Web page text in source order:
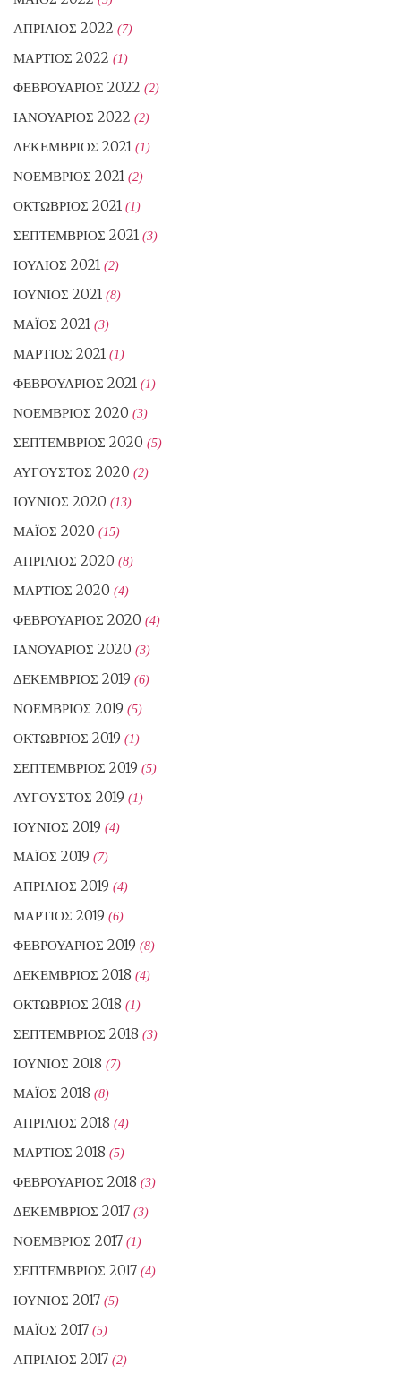
ΑΠΡΊΛΙΟΣ 2022 (7)
ΜΆΡΤΙΟΣ 2022 (1)
ΦΕΒΡΟΥΆΡΙΟΣ 2022 (2)
ΙΑΝΟΥΆΡΙΟΣ 2022 (2)
ΔΕΚΈΜΒΡΙΟΣ 2021 (1)
ΝΟΈΜΒΡΙΟΣ 2021 (2)
ΟΚΤΏΒΡΙΟΣ 2021 (1)
ΣΕΠΤΈΜΒΡΙΟΣ 2021 (3)
ΙΟΎΛΙΟΣ 2021 (2)
ΙΟΎΝΙΟΣ 2021 (8)
ΜΆΙΟΣ 2021 (3)
ΜΆΡΤΙΟΣ 2021 (1)
ΦΕΒΡΟΥΆΡΙΟΣ 2021 (1)
ΝΟΈΜΒΡΙΟΣ 2020 (3)
ΣΕΠΤΈΜΒΡΙΟΣ 2020 (5)
ΑΎΓΟΥΣΤΟΣ 2020 (2)
ΙΟΎΝΙΟΣ 2020 (13)
ΜΆΙΟΣ 2020 (15)
ΑΠΡΊΛΙΟΣ 2020 (8)
ΜΆΡΤΙΟΣ 2020 (4)
ΦΕΒΡΟΥΆΡΙΟΣ 2020 (4)
ΙΑΝΟΥΆΡΙΟΣ 2020 (3)
ΔΕΚΈΜΒΡΙΟΣ 2019 (6)
ΝΟΈΜΒΡΙΟΣ 2019 (5)
ΟΚΤΏΒΡΙΟΣ 2019 (1)
ΣΕΠΤΈΜΒΡΙΟΣ 2019 (5)
ΑΎΓΟΥΣΤΟΣ 2019 (1)
ΙΟΎΝΙΟΣ 2019 (4)
ΜΆΙΟΣ 2019 (7)
ΑΠΡΊΛΙΟΣ 2019 (4)
ΜΆΡΤΙΟΣ 2019 (6)
ΦΕΒΡΟΥΆΡΙΟΣ 2019 (8)
ΔΕΚΈΜΒΡΙΟΣ 2018 (4)
ΟΚΤΏΒΡΙΟΣ 2018 (1)
ΣΕΠΤΈΜΒΡΙΟΣ 2018 (3)
ΙΟΎΝΙΟΣ 2018 (7)
ΜΆΙΟΣ 2018 (8)
ΑΠΡΊΛΙΟΣ 2018 (4)
ΜΆΡΤΙΟΣ 2018 (5)
ΦΕΒΡΟΥΆΡΙΟΣ 2018 (3)
ΔΕΚΈΜΒΡΙΟΣ 2017 (3)
ΝΟΈΜΒΡΙΟΣ 2017 (1)
ΣΕΠΤΈΜΒΡΙΟΣ 2017 (4)
ΙΟΎΝΙΟΣ 2017 (5)
ΜΆΙΟΣ 2017 (5)
ΑΠΡΊΛΙΟΣ 2017 (2)